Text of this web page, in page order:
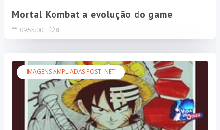
Mortal Kombat a evolução do game
09:55:00 0
IMAGENS AMPLIADAS POST. NET